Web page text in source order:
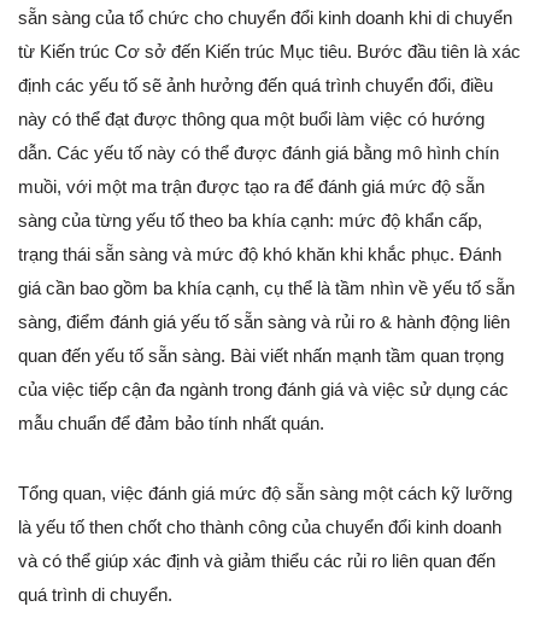
sẵn sàng của tổ chức cho chuyển đổi kinh doanh khi di chuyển
từ Kiến trúc Cơ sở đến Kiến trúc Mục tiêu. Bước đầu tiên là xác
định các yếu tố sẽ ảnh hưởng đến quá trình chuyển đổi, điều
này có thể đạt được thông qua một buổi làm việc có hướng
dẫn. Các yếu tố này có thể được đánh giá bằng mô hình chín
muồi, với một ma trận được tạo ra để đánh giá mức độ sẵn
sàng của từng yếu tố theo ba khía cạnh: mức độ khẩn cấp,
trạng thái sẵn sàng và mức độ khó khăn khi khắc phục. Đánh
giá cần bao gồm ba khía cạnh, cụ thể là tầm nhìn về yếu tố sẵn
sàng, điểm đánh giá yếu tố sẵn sàng và rủi ro & hành động liên
quan đến yếu tố sẵn sàng. Bài viết nhấn mạnh tầm quan trọng
của việc tiếp cận đa ngành trong đánh giá và việc sử dụng các
mẫu chuẩn để đảm bảo tính nhất quán.
Tổng quan, việc đánh giá mức độ sẵn sàng một cách kỹ lưỡng
là yếu tố then chốt cho thành công của chuyển đổi kinh doanh
và có thể giúp xác định và giảm thiểu các rủi ro liên quan đến
quá trình di chuyển.